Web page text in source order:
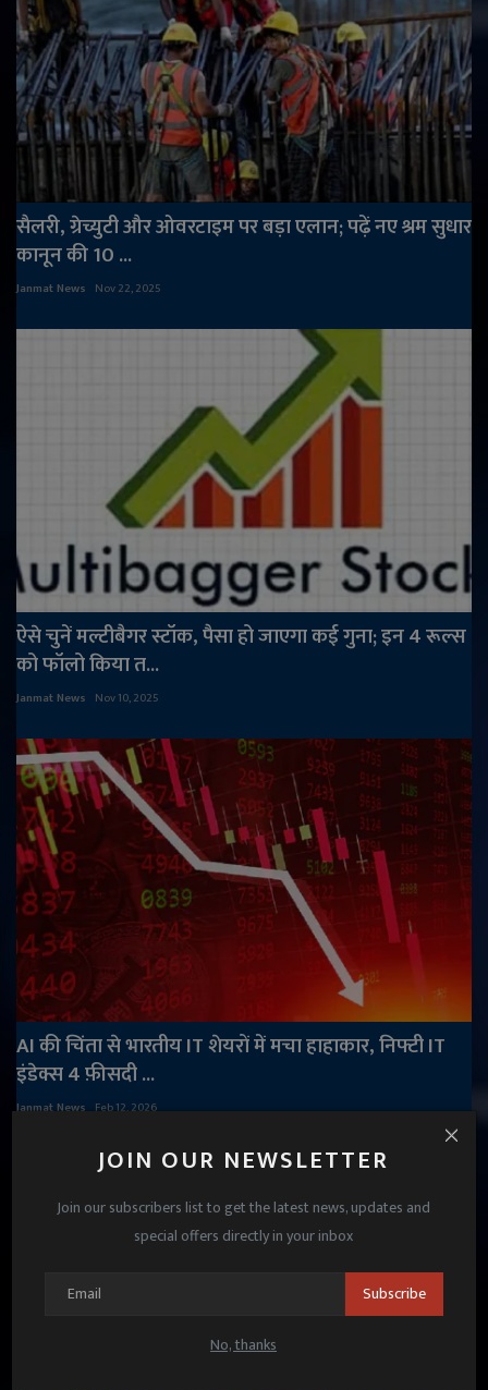
JOIN OUR NEWSLETTER
Join our subscribers list to get the latest news, updates and
special offers directly in your inbox
Subscribe
No, thanks
सैलरी, ग्रेच्युटी और ओवरटाइम पर बड़ा एलान; पढ़ें नए श्रम सुधार
कानून की 10 ...
Janmat News Nov 22, 2025
ऐसे चुनें मल्टीबैगर स्टॉक, पैसा हो जाएगा कई गुना; इन 4 रूल्स
को फॉलो किया त...
Janmat News Nov 10, 2025
AI की चिंता से भारतीय IT शेयरों में मचा हाहाकार, निफ्टी IT
इंडेक्स 4 फ़ीसदी ...
Janmat News Feb 12, 2026